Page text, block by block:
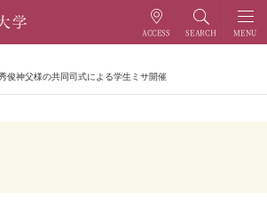
俊神父様の共同司式による学生ミサ開催